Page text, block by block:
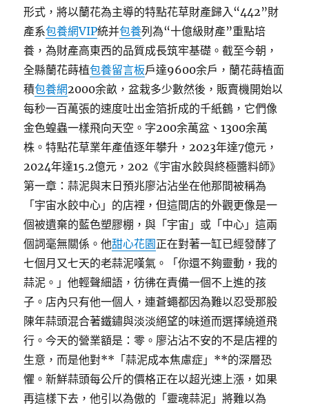
形式，將以蘭花為主導的特點花草財產歸入“442”財
產系包養網VIP統并包養列為“十億級財產”重點培
養，為財產高東西的品質成長筑牢基礎。截至今朝，
全縣蘭花蒔植包養留言板戶達9600余戶，蘭花蒔植面
積包養網2000余畝，盆栽多少數然後，販賣機開始以
每秒一百萬張的速度吐出金箔折成的千紙鶴，它們像
金色蝗蟲一樣飛向天空。字200余萬盆、1300余萬
株。特點花草業年產值逐年攀升，2023年達7億元，
2024年達15.2億元，202《宇宙水餃與終極醬料師》
第一章：蒜泥與末日預兆廖沾沾坐在他那間被稱為
「宇宙水餃中心」的店裡，但這間店的外觀更像是一
個被遺棄的藍色塑膠棚，與「宇宙」或「中心」這兩
個詞毫無關係。他甜心花園正在對著一缸已經發酵了
七個月又七天的老蒜泥嘆氣。「你還不夠靈動，我的
蒜泥。」他輕聲細語，彷彿在責備一個不上進的孩
子。店內只有他一個人，連蒼蠅都因為難以忍受那股
陳年蒜頭混合著鐵鏽與淡淡絕望的味道而選擇繞道飛
行。今天的營業額是：零。廖沾沾不安的不是店裡的
生意，而是他對**「蒜泥成本焦慮症」**的深層恐
懼。新鮮蒜頭每公斤的價格正在以超光速上漲，如果
再這樣下去，他引以為傲的「靈魂蒜泥」將難以為